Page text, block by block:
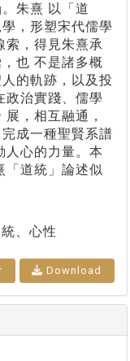
朱熹 以「道
，形塑宋代儒學
索，得見朱熹承
也 不是諸多概
的軌跡，以及投
政治實踐、儒學
，相互融通，
成一種聖賢系譜
人心的力量。本
「道統」論述似
、心性
Download